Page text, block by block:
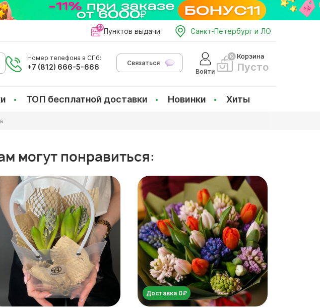
Пунктов выдачи Санкт-Петербург и ЛО
Номер телефона в СПб:
+7 (812) 666-5-666
Связаться
Войти
Корзина
Пусто
ТОП бесплатной доставки Новинки Хиты
могут понравиться:
Доставка 0₽